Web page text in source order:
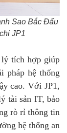
Sao Bắc Đẩu
JP1
lý tích hợp giúp
pháp hệ thống
cao. Với JP1,
tài sản IT, bảo
rò rỉ thông tin
hệ thống an